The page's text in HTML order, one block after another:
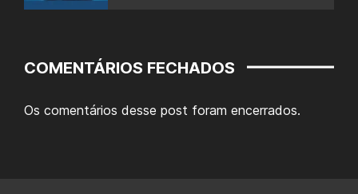
COMENTÁRIOS FECHADOS
Os comentários desse post foram encerrados.